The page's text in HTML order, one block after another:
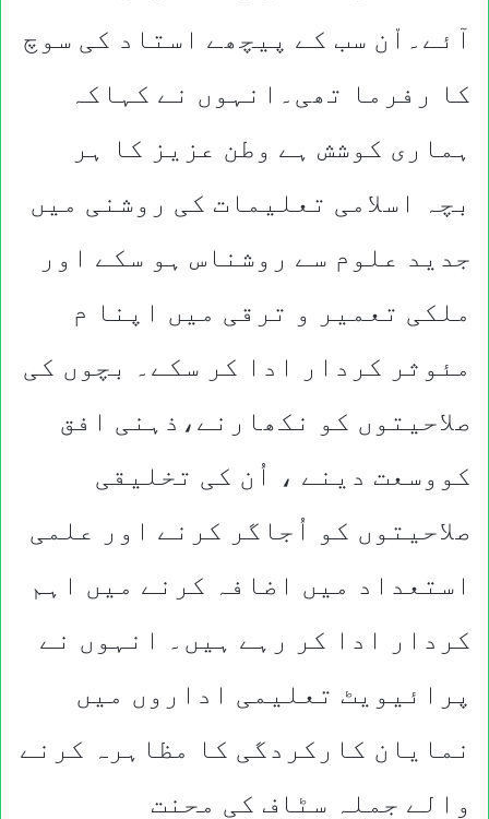
آئے۔اْن سب کے پیچھے استاد کی سوچ
کا رفرما تھی۔انہوں نے کہاکہ
ہماری کوشش ہے وطن عزیز کا ہر
بچہ اسلامی تعلیمات کی روشنی میں
جدید علوم سے روشناس ہو سکے اور
ملکی تعمیر و ترقی میں اپنا م
مئوثر کردار ادا کر سکے۔ بچوں کی
صلاحیتوں کو نکھارنے،ذہنی افق
کووسعت دینے ، اُن کی تخلیقی
صلاحیتوں کو اُجاگر کرنے اور علمی
استعداد میں اضافہ کرنے میں اہم
کردار ادا کر رہے ہیں۔ انہوں نے
پرائیویٹ تعلیمی اداروں میں
نمایان کارکردگی کا مظاہرہ کرنے
والے جملہ سٹاف کی محنت